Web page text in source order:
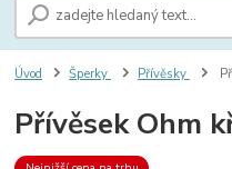
Úvod Šperky Přívěsky
Přívěsek Ohm